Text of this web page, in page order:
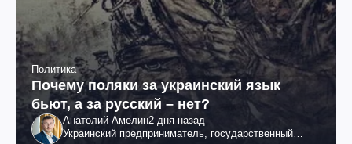
Политика
Почему поляки за украинский язык
бьют, а за русский – нет?
Анатолий Амелин2 дня назад
Украинский предприниматель, государственный